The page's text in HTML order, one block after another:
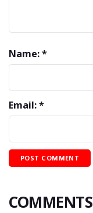
Name: *
Email: *
COMMENTS